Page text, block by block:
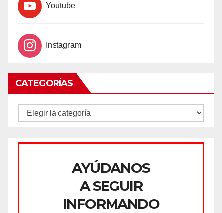
Youtube
Instagram
CATEGORÍAS
CATEGORÍAS
AYÚDANOS
A SEGUIR
INFORMANDO